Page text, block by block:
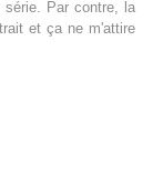
Par contre, la
et ça ne m'attire